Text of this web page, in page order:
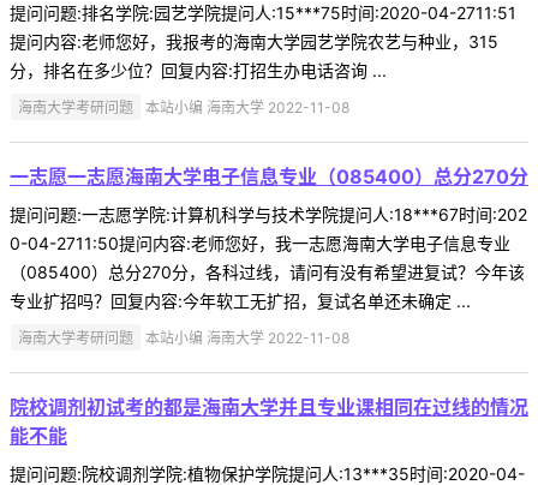
提问问题:排名学院:园艺学院提问人:15***75时间:2020-04-2711:51
提问内容:老师您好，我报考的海南大学园艺学院农艺与种业，315
分，排名在多少位？回复内容:打招生办电话咨询 ...
海南大学考研问题 本站小编 海南大学 2022-11-08
一志愿一志愿海南大学电子信息专业（085400）总分270分
提问问题:一志愿学院:计算机科学与技术学院提问人:18***67时间:202
0-04-2711:50提问内容:老师您好，我一志愿海南大学电子信息专业
（085400）总分270分，各科过线，请问有没有希望进复试？今年该
专业扩招吗？回复内容:今年软工无扩招，复试名单还未确定 ...
海南大学考研问题 本站小编 海南大学 2022-11-08
院校调剂初试考的都是海南大学并且专业课相同在过线的情况
能不能
提问问题:院校调剂学院:植物保护学院提问人:13***35时间:2020-04-